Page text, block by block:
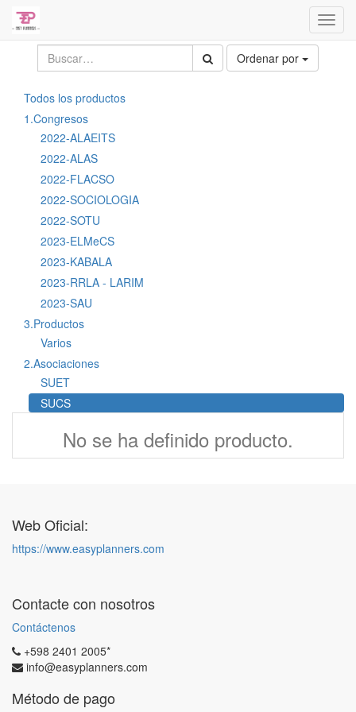
Ordenar por
Todos los productos
1.Congresos
2022-ALAEITS
2022-ALAS
2022-FLACSO
2022-SOCIOLOGIA
2022-SOTU
2023-ELMeCS
2023-KABALA
2023-RRLA - LARIM
2023-SAU
3.Productos
Varios
2.Asociaciones
SUET
SUCS
No se ha definido producto.
Web Oficial:
https://www.easyplanners.com
Contacte con nosotros
Contáctenos
+598 2401 2005*
info@easyplanners.com
Método de pago